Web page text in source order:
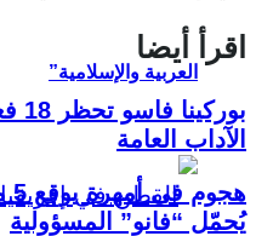
العربية والإسلامية”
اقرأ أيضا
الآداب العامة
يُحمّل “فانو” المسؤولية